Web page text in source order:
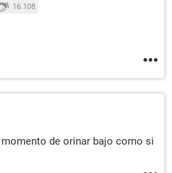
16.108
de orinar bajo como si